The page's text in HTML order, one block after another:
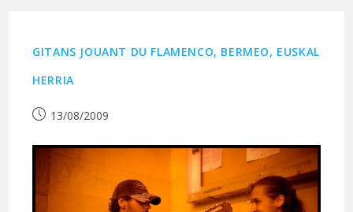
GITANS JOUANT DU FLAMENCO, BERMEO, EUSKAL
HERRIA
Publication
13/08/2009